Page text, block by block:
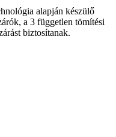
alapján készülő
a 3 független tömítési
biztosítanak.